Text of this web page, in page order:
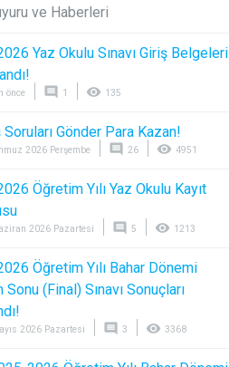
ve Haberleri
Yaz Okulu Sınavı Giriş Belgeleri
önce comment 1 visibility 135
Soruları Gönder Para Kazan!
2026 Perşembe comment 26 visibility 4951
Öğretim Yılı Yaz Okulu Kayıt
2026 Pazartesi comment 5 visibility 1213
Öğretim Yılı Bahar Dönemi
Sonu (Final) Sınavı Sonuçları
2026 Pazartesi comment 3 visibility 3368